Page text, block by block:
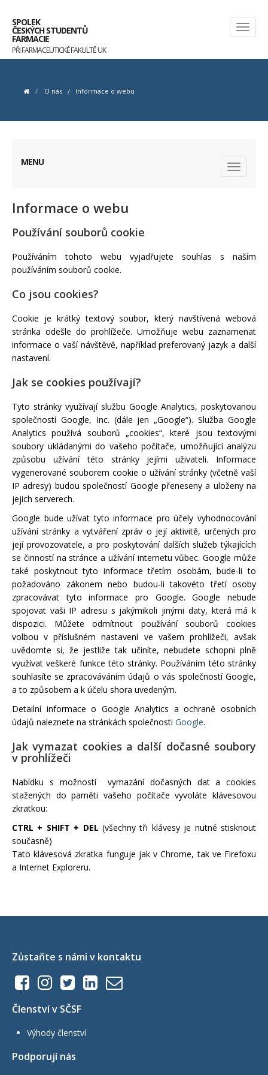
SPOLEK
ČESKÝCH STUDENTŮ
FARMACIE
PŘI FARMACEUTICKÉ FAKULTĚ UK
O nás / Informace o webu
MENU
Informace o webu
Používání souborů cookie
Používáním tohoto webu vyjadřujete souhlas s naším
používáním souborů cookie.
Co jsou cookies?
Cookie je krátký textový soubor, který navštívená webová
stránka odešle do prohlížeče. Umožňuje webu zaznamenat
informace o vaší návštěvě, například preferovaný jazyk a další
nastavení.
Jak se cookies používají?
Tyto stránky využívají službu Google Analytics, poskytovanou
společností Google, Inc. (dále jen „Google“). Služba Google
Analytics používá souborů „cookies“, které jsou textovými
soubory ukládanými do vašeho počítače, umožňující analýzu
způsobu užívání této stránky jejími uživateli. Informace
vygenerované souborem cookie o užívání stránky (včetně vaší
IP adresy) budou společností Google přeneseny a uloženy na
jejich serverech.
Google bude užívat tyto informace pro účely vyhodnocování
užívání stránky a vytváření zpráv o její aktivitě, určených pro
její provozovatele, a pro poskytování dalších služeb týkajících
se činností na stránce a užívání internetu vůbec. Google může
také poskytnout tyto informace třetím osobám, bude-li to
požadováno zákonem nebo budou-li takovéto třetí osoby
zpracovávat tyto informace pro Google. Google nebude
spojovat vaši IP adresu s jakýmikoli jinými daty, která má k
dispozici. Můžete odmítnout používání souborů cookies
volbou v příslušném nastavení ve vašem prohlížeči, avšak
uvědomte si, že jestliže tak učiníte, nebudete schopni plně
využívat veškeré funkce této stránky. Používáním této stránky
souhlasíte se zpracováváním údajů o vás společností Google,
a to způsobem a k účelu shora uvedeným.
Detailní informace o Google Analytics a ochraně osobních
údajů naleznete na stránkách společnosti Google.
Jak vymazat cookies a další dočasné soubory
v prohlížeči
Nabídku s možností vymazání dočasných dat a cookies
stažených do paměti vašeho počítače vyvoláte klávesovou
zkratkou:
CTRL + SHIFT + DEL (všechny tři klávesy je nutné stisknout
současně)
Tato klávesová zkratka funguje jak v Chrome, tak ve Firefoxu
a Internet Exploreru.
Zůstaňte s námi v kontaktu
Členství v SČSF
Výhody členství
Podporují nás